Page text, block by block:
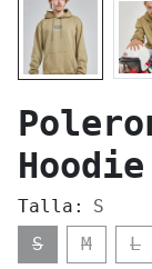
Talla:
S
S
M L